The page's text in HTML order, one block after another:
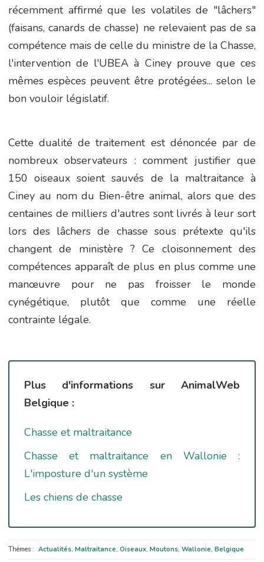
récemment affirmé que les volatiles de "lâchers"
(faisans, canards de chasse) ne relevaient pas de sa
compétence mais de celle du ministre de la Chasse,
l'intervention de l'UBEA à Ciney prouve que ces
mêmes espèces peuvent être protégées... selon le
bon vouloir législatif.
Cette dualité de traitement est dénoncée par de
nombreux observateurs : comment justifier que
150 oiseaux soient sauvés de la maltraitance à
Ciney au nom du Bien-être animal, alors que des
centaines de milliers d'autres sont livrés à leur sort
lors des lâchers de chasse sous prétexte qu'ils
changent de ministère ? Ce cloisonnement des
compétences apparaît de plus en plus comme une
manœuvre pour ne pas froisser le monde
cynégétique, plutôt que comme une réelle
contrainte légale.
Plus d'informations sur AnimalWeb
Belgique :
Chasse et maltraitance
Chasse et maltraitance en Wallonie :
L'imposture d'un système
Les chiens de chasse
Thèmes : Actualités, Maltraitance, Oiseaux, Moutons, Wallonie, Belgique